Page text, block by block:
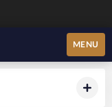
MENU